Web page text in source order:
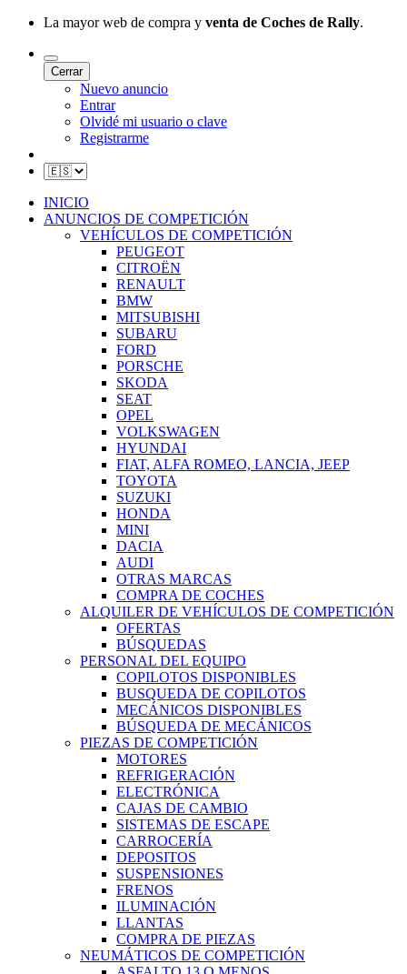
La mayor web de compra y venta de Coches de Rally.
Cerrar
Nuevo anuncio
Entrar
Olvidé mi usuario o clave
Registrarme
INICIO
ANUNCIOS DE COMPETICIÓN
VEHÍCULOS DE COMPETICIÓN
PEUGEOT
CITROËN
RENAULT
BMW
MITSUBISHI
SUBARU
FORD
PORSCHE
SKODA
SEAT
OPEL
VOLKSWAGEN
HYUNDAI
FIAT, ALFA ROMEO, LANCIA, JEEP
TOYOTA
SUZUKI
HONDA
MINI
DACIA
AUDI
OTRAS MARCAS
COMPRA DE COCHES
ALQUILER DE VEHÍCULOS DE COMPETICIÓN
OFERTAS
BÚSQUEDAS
PERSONAL DEL EQUIPO
COPILOTOS DISPONIBLES
BUSQUEDA DE COPILOTOS
MECÁNICOS DISPONIBLES
BÚSQUEDA DE MECÁNICOS
PIEZAS DE COMPETICIÓN
MOTORES
REFRIGERACIÓN
ELECTRÓNICA
CAJAS DE CAMBIO
SISTEMAS DE ESCAPE
CARROCERÍA
DEPOSITOS
SUSPENSIONES
FRENOS
ILUMINACIÓN
LLANTAS
COMPRA DE PIEZAS
NEUMÁTICOS DE COMPETICIÓN